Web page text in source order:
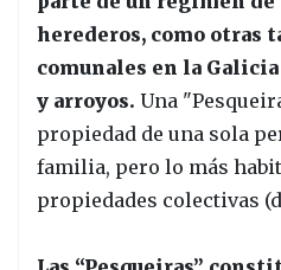
herederos, como otras
comunales en la
y arroyos. Una
propiedad de una sola
familia, pero lo más
propiedades colectivas